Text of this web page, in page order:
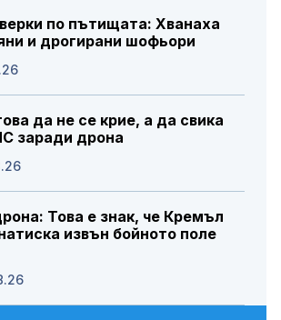
по пътищата: Хванаха
и дрогирани шофьори
да не се крие, а да свика
заради дрона
Това е знак, че Кремъл
извън бойното поле